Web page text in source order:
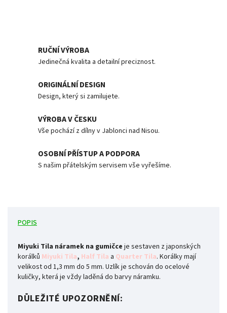
RUČNÍ VÝROBA
Jedinečná kvalita a detailní preciznost.
ORIGINÁLNÍ DESIGN
Design, který si zamilujete.
VÝROBA V ČESKU
Vše pochází z dílny v Jablonci nad Nisou.
OSOBNÍ PŘÍSTUP A PODPORA
S našim přátelským servisem vše vyřešíme.
POPIS
Miyuki Tila náramek na gumičce je sestaven z japonských
korálků Miyuki Tila, Half Tila a Quarter Tila. Korálky mají
velikost od 1,3 mm do 5 mm. Uzlík je schován do ocelové
kuličky, která je vždy laděná do barvy náramku.
DŮLEŽITÉ UPOZORNĚNÍ: